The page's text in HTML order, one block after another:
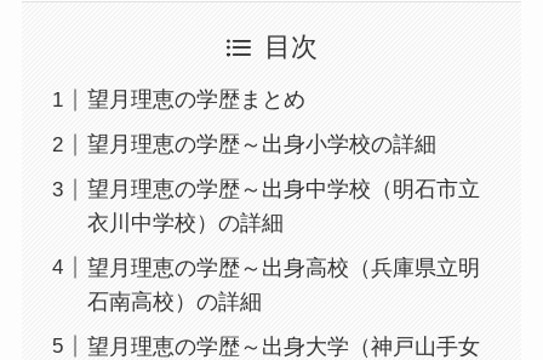
目次
望月理恵の学歴まとめ
望月理恵の学歴～出身小学校の詳細
望月理恵の学歴～出身中学校（明石市立
衣川中学校）の詳細
望月理恵の学歴～出身高校（兵庫県立明
石南高校）の詳細
望月理恵の学歴～出身大学（神戸山手女